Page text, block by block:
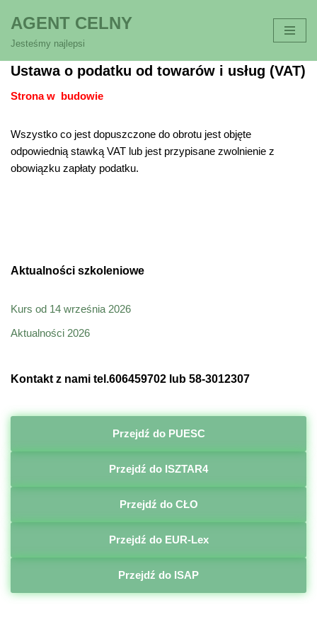
Przejdź
treści
AGENT CELNY
Jesteśmy najlepsi
Ustawa o podatku od towarów i usług (VAT)
Strona w budowie
Wszystko co jest dopuszczone do obrotu jest objęte
odpowiednią stawką VAT lub jest przypisane zwolnienie z
obowiązku zapłaty podatku.
Aktualności szkoleniowe
Kurs od 14 września 2026
Aktualności 2026
Kontakt z nami tel.606459702 lub 58-3012307
Przejdź do PUESC
Przejdź do ISZTAR4
Przejdź do CŁO
Przejdź do EUR-Lex
Przejdź do ISAP